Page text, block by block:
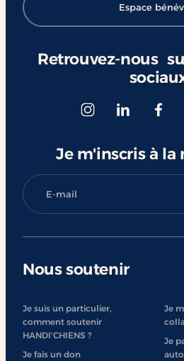
Retrouvez-nous
Espace
Je m'inscris à la
Nous soutenir
Je suis un particulier,
comment soutenir
HANDI’CHIENS ?
Je fais un don
Je
Je